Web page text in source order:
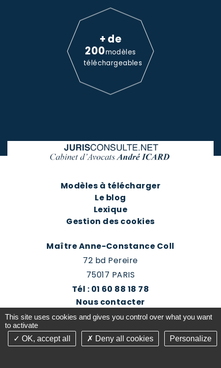
+ de
200modèles
téléchargeables
Modèles à télécharger
Le blog
Lexique
Gestion des cookies
Maître Anne-Constance Coll
72 bd Pereire
75017 PARIS
Tél : 01 60 88 18 78
Nous contacter
Prendre rendez-vous
This site uses cookies and gives you control over what you want
to activate
OK, accept all
Deny all cookies Personalize